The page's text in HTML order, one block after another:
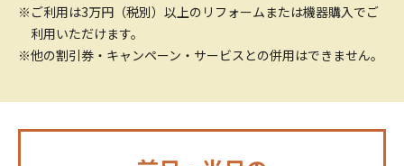
※ご利用は3万円（税別）以上のリフォームまたは機器購入でご
利用いただけます。
※他の割引券・キャンペーン・サービスとの併用はできません。